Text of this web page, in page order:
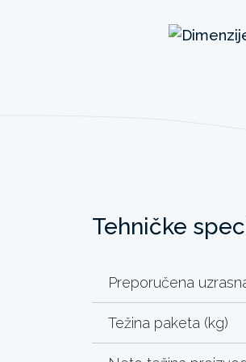
Tehničke
Preporučena
Težina paketa (kg)